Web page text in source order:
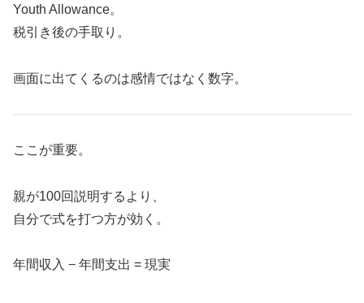
Youth Allowance。
税引き後の手取り。
画面に出てくるのは感情ではなく数字。
ここが重要。
親が100回説明するより、
自分で式を打つ方が効く。
年間収入 − 年間支出 = 現実